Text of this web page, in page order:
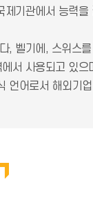
제기관에서 능력을
, 벨기에, 스위스
서 사용되고 있으
언어로서 해외기